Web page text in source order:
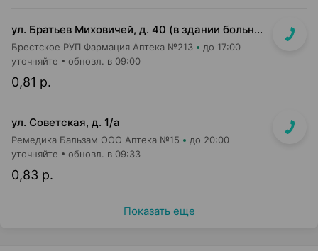
ул. Братьев Миховичей, д. 40 (в здании больницы)
Брестское РУП Фармация Аптека №213 до 17:00
0,81 р.
уточняйте обновл. в 09:00
ул. Советская, д. 1/а
Ремедика Бальзам ООО Аптека №15 до 20:00
0,83 р.
уточняйте обновл. в 09:33
Показать еще